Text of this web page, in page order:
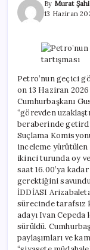
By Murat
13 Haziran
Petro’nun geçici
on 13 Haziran
Cumhurbaşkanı
“görevden
beraberinde
Suçlama
inceleme yürütülen
ikinci turunda oy
saat 16.00’ya
gerektiğini
İDDİASI
sürecinde tarafsız
adayı Ivan
sürüldü.
paylaşımları ve